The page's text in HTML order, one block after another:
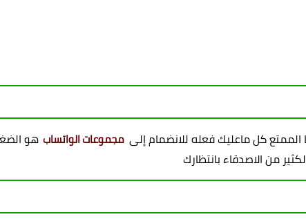
الممتع كل ماعليك فعله للانضمام إلى مجموعات الواتساب هو
من الاصدقاء بانتظارك